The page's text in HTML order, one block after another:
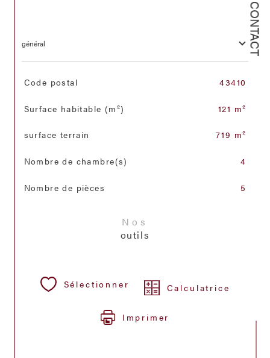
CONTACT
général
TRAD_SIROCCO_Caracteristique
Code postal 43410
Surface habitable (m²) 121 m²
surface terrain 719 m²
Nombre de chambre(s) 4
Nombre de pièces 5
Nos
outils
Sélectionner Calculatrice
Imprimer